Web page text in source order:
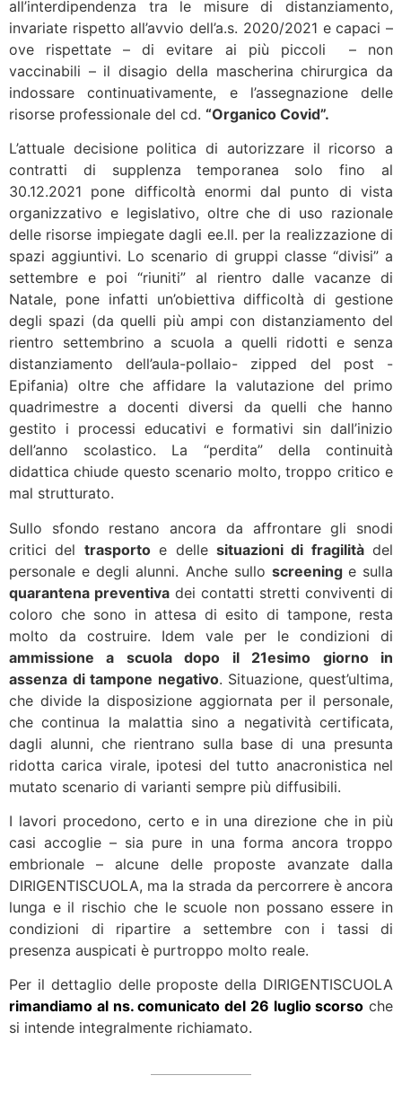
all’interdipendenza tra le misure di distanziamento,
invariate rispetto all’avvio dell’a.s. 2020/2021 e capaci –
ove rispettate – di evitare ai più piccoli – non
vaccinabili – il disagio della mascherina chirurgica da
indossare continuativamente, e l’assegnazione delle
risorse professionale del cd. “Organico Covid”.
L’attuale decisione politica di autorizzare il ricorso a
contratti di supplenza temporanea solo fino al
30.12.2021 pone difficoltà enormi dal punto di vista
organizzativo e legislativo, oltre che di uso razionale
delle risorse impiegate dagli ee.ll. per la realizzazione di
spazi aggiuntivi. Lo scenario di gruppi classe “divisi” a
settembre e poi “riuniti” al rientro dalle vacanze di
Natale, pone infatti un’obiettiva difficoltà di gestione
degli spazi (da quelli più ampi con distanziamento del
rientro settembrino a scuola a quelli ridotti e senza
distanziamento dell’aula-pollaio- zipped del post -
Epifania) oltre che affidare la valutazione del primo
quadrimestre a docenti diversi da quelli che hanno
gestito i processi educativi e formativi sin dall’inizio
dell’anno scolastico. La “perdita” della continuità
didattica chiude questo scenario molto, troppo critico e
mal strutturato.
Sullo sfondo restano ancora da affrontare gli snodi
critici del trasportoe delle situazioni di fragilitàdel
personale e degli alunni. Anche sullo screening e sulla
quarantena preventiva dei contatti stretti conviventi di
coloro che sono in attesa di esito di tampone, resta
molto da costruire. Idem vale per le condizioni di
ammissione a scuola dopo il 21esimo giorno in
assenza di tampone negativo. Situazione, quest’ultima,
che divide la disposizione aggiornata per il personale,
che continua la malattia sino a negatività certificata,
dagli alunni, che rientrano sulla base di una presunta
ridotta carica virale, ipotesi del tutto anacronistica nel
mutato scenario di varianti sempre più diffusibili.
I lavori procedono, certo e in una direzione che in più
casi accoglie – sia pure in una forma ancora troppo
embrionale – alcune delle proposte avanzate dalla
DIRIGENTISCUOLA, ma la strada da percorrere è ancora
lunga e il rischio che le scuole non possano essere in
condizioni di ripartire a settembre con i tassi di
presenza auspicati è purtroppo molto reale.
Per il dettaglio delle proposte della DIRIGENTISCUOLA
rimandiamo al ns. comunicato del 26 luglio scorso che
si intende integralmente richiamato.